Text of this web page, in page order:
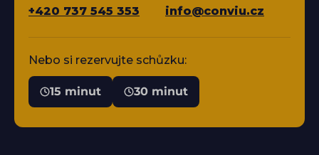
+420 737 545 353
info@conviu.cz
Nebo si rezervujte schůzku:
15 minut 30 minut